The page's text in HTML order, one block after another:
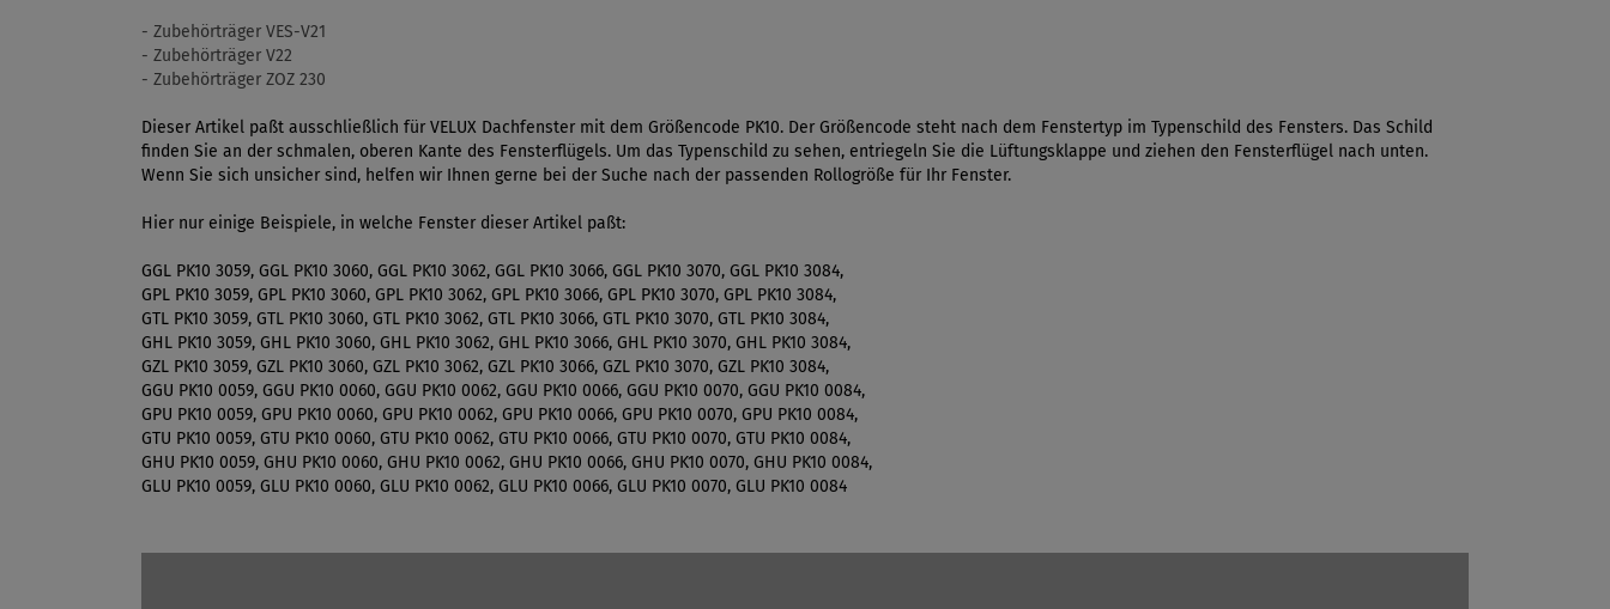
- Zubehörträger VES-V21
- Zubehörträger V22
- Zubehörträger ZOZ 230
Dieser Artikel paßt ausschließlich für VELUX Dachfenster mit dem Größencode PK10. Der Größencode steht nach dem Fenstertyp im Typenschild des Fensters. Das Schild
finden Sie an der schmalen, oberen Kante des Fensterflügels. Um das Typenschild zu sehen, entriegeln Sie die Lüftungsklappe und ziehen den Fensterflügel nach unten.
Wenn Sie sich unsicher sind, helfen wir Ihnen gerne bei der Suche nach der passenden Rollogröße für Ihr Fenster.
Hier nur einige Beispiele, in welche Fenster dieser Artikel paßt:
GGL PK10 3059, GGL PK10 3060, GGL PK10 3062, GGL PK10 3066, GGL PK10 3070, GGL PK10 3084,
GPL PK10 3059, GPL PK10 3060, GPL PK10 3062, GPL PK10 3066, GPL PK10 3070, GPL PK10 3084,
GTL PK10 3059, GTL PK10 3060, GTL PK10 3062, GTL PK10 3066, GTL PK10 3070, GTL PK10 3084,
GHL PK10 3059, GHL PK10 3060, GHL PK10 3062, GHL PK10 3066, GHL PK10 3070, GHL PK10 3084,
GZL PK10 3059, GZL PK10 3060, GZL PK10 3062, GZL PK10 3066, GZL PK10 3070, GZL PK10 3084,
GGU PK10 0059, GGU PK10 0060, GGU PK10 0062, GGU PK10 0066, GGU PK10 0070, GGU PK10 0084,
GPU PK10 0059, GPU PK10 0060, GPU PK10 0062, GPU PK10 0066, GPU PK10 0070, GPU PK10 0084,
GTU PK10 0059, GTU PK10 0060, GTU PK10 0062, GTU PK10 0066, GTU PK10 0070, GTU PK10 0084,
GHU PK10 0059, GHU PK10 0060, GHU PK10 0062, GHU PK10 0066, GHU PK10 0070, GHU PK10 0084,
GLU PK10 0059, GLU PK10 0060, GLU PK10 0062, GLU PK10 0066, GLU PK10 0070, GLU PK10 0084